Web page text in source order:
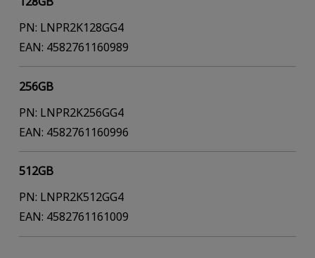
PN: LNPR2K128GG4
EAN: 4582761160989
256GB
PN: LNPR2K256GG4
EAN: 4582761160996
512GB
PN: LNPR2K512GG4
EAN: 4582761161009